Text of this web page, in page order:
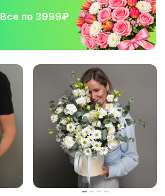
Все по 3999₽